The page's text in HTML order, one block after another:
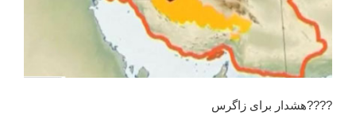
????هشدار برای زاگرس